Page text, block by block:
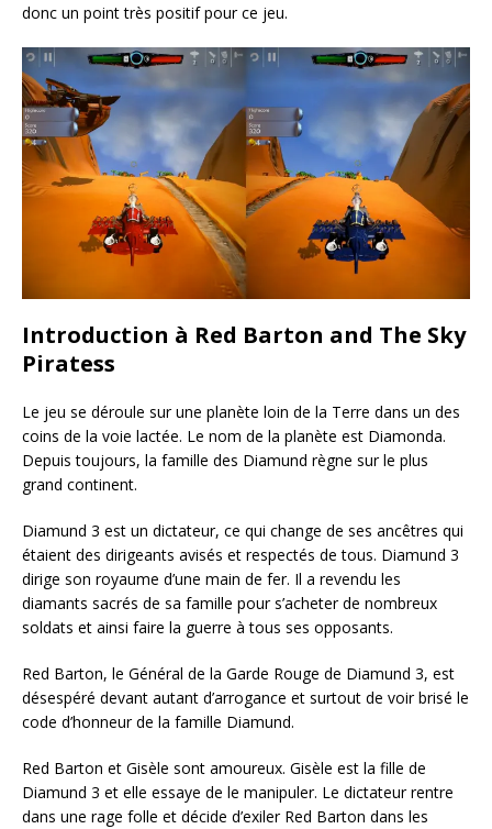
donc un point très positif pour ce jeu.
Introduction à Red Barton and The Sky
Piratess
Le jeu se déroule sur une planète loin de la Terre dans un des
coins de la voie lactée. Le nom de la planète est Diamonda.
Depuis toujours, la famille des Diamund règne sur le plus
grand continent.
Diamund 3 est un dictateur, ce qui change de ses ancêtres qui
étaient des dirigeants avisés et respectés de tous. Diamund 3
dirige son royaume d’une main de fer. Il a revendu les
diamants sacrés de sa famille pour s’acheter de nombreux
soldats et ainsi faire la guerre à tous ses opposants.
Red Barton, le Général de la Garde Rouge de Diamund 3, est
désespéré devant autant d’arrogance et surtout de voir brisé le
code d’honneur de la famille Diamund.
Red Barton et Gisèle sont amoureux. Gisèle est la fille de
Diamund 3 et elle essaye de le manipuler. Le dictateur rentre
dans une rage folle et décide d’exiler Red Barton dans les